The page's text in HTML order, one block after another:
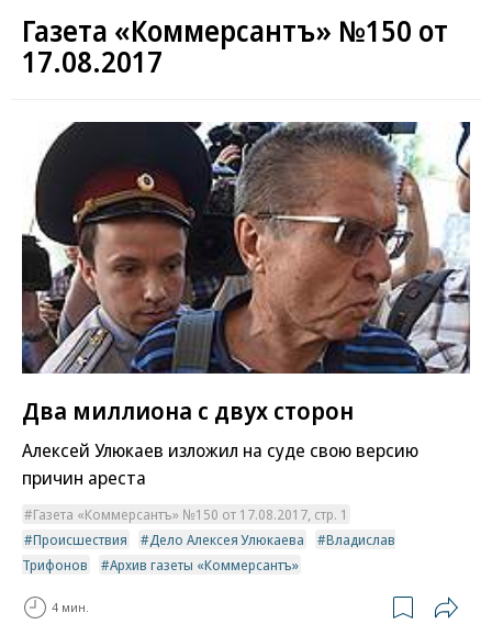
Газета «Коммерсантъ» №150 от
17.08.2017
Два миллиона с двух сторон
Алексей Улюкаев изложил на суде свою версию
причин ареста
Газета «Коммерсантъ» №150 от 17.08.2017, стр. 1
Происшествия
Дело Алексея Улюкаева
Владислав
Трифонов
Архив газеты «Коммерсантъ»
4 мин.